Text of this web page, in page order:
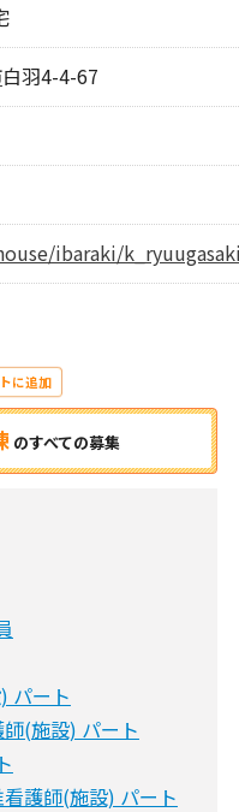
白羽4-4-67
ibaraki/
のすべての募集
に追加
パート
(施設) パート
護師(施設) パート